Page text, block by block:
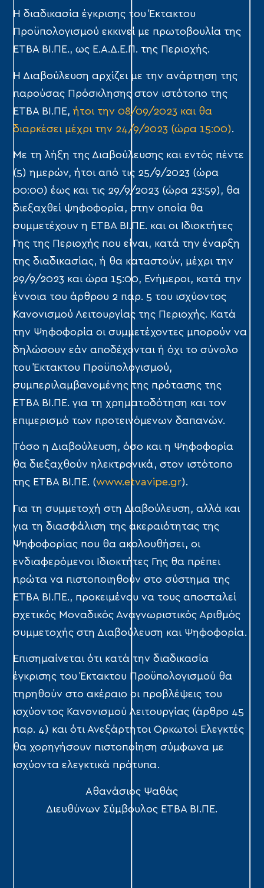
Η διαδικασία έγκρισης του Έκτακτου
Προϋπολογισμού εκκινεί με πρωτοβουλία της
ΕΤΒΑ ΒΙ.ΠΕ., ως Ε.Α.Δ.Ε.Π. της Περιοχής.
Η Διαβούλευση αρχίζει με την ανάρτηση της
παρούσας Πρόσκλησης στον ιστότοπο της
ΕΤΒΑ ΒΙ.ΠΕ,ήτοι την 08/09/2023 και θα
διαρκέσει μέχρι την 24/9/2023 (ώρα 15:00).
Με τη λήξη της Διαβούλευσης και εντός πέντε
(5) ημερών, ήτοι από τις 25/9/2023 (ώρα
00:00) έως και τις 29/9/2023 (ώρα 23:59), θα
διεξαχθεί ψηφοφορία, στην οποία θα
συμμετέχουν η ΕΤΒΑ ΒΙ.ΠΕ. και οι Ιδιοκτήτες
Γης της Περιοχής που είναι, κατά την έναρξη
της διαδικασίας, ή θα καταστούν, μέχρι την
29/9/2023 και ώρα 15:00, Ενήμεροι, κατά την
έννοια του άρθρου 2 παρ. 5 του ισχύοντος
Κανονισμού Λειτουργίας της Περιοχής. Κατά
την Ψηφοφορία οι συμμετέχοντες μπορούν να
δηλώσουν εάν αποδέχονται ή όχι το σύνολο
του Έκτακτου Προϋπολογισμού,
συμπεριλαμβανομένης της πρότασης της
ΕΤΒΑ ΒΙ.ΠΕ. για τη χρηματοδότηση και τον
επιμερισμό των προτεινόμενων δαπανών.
Τόσο η Διαβούλευση, όσο και η Ψηφοφορία
θα διεξαχθούν ηλεκτρονικά, στον ιστότοπο
της ΕΤΒΑ ΒΙ.ΠΕ. (www.etvavipe.gr).
Για τη συμμετοχή στη Διαβούλευση, αλλά και
για τη διασφάλιση της ακεραιότητας της
Ψηφοφορίας που θα ακολουθήσει, οι
ενδιαφερόμενοι Ιδιοκτήτες Γης θα πρέπει
πρώτα να πιστοποιηθούν στο σύστημα της
ΕΤΒΑ ΒΙ.ΠΕ., προκειμένου να τους αποσταλεί
σχετικός Μοναδικός Αναγνωριστικός Αριθμός
συμμετοχής στη Διαβούλευση και Ψηφοφορία.
Επισημαίνεται ότι κατά την διαδικασία
έγκρισης του Έκτακτου Προϋπολογισμού θα
τηρηθούν στο ακέραιο οι προβλέψεις του
ισχύοντος Κανονισμού Λειτουργίας (άρθρο 45
παρ. 4) και ότι Ανεξάρτητοι Ορκωτοί Ελεγκτές
θα χορηγήσουν πιστοποίηση σύμφωνα με
ισχύοντα ελεγκτικά πρότυπα.
Αθανάσιος Ψαθάς
Διευθύνων Σύμβουλος ΕΤΒΑ ΒΙ.ΠΕ.